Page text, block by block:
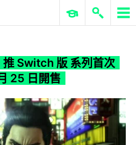
ERP 與商業 AI
推 Switch 版 系列首次
25 日開售